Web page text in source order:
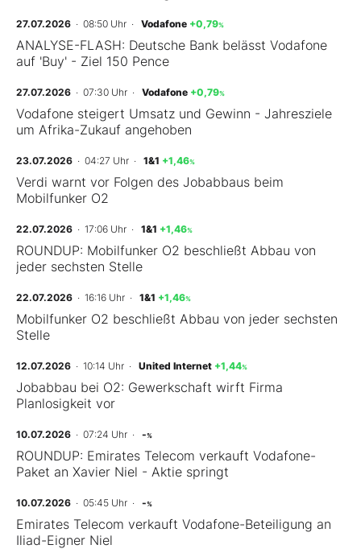
Mein Konto
Folgen Sie uns
Kontakt
27.07.2026 · 08:50 Uhr · Vodafone +0,79%
ANALYSE-FLASH: Deutsche Bank belässt Vodafone
auf 'Buy' - Ziel 150 Pence
27.07.2026 · 07:30 Uhr · Vodafone +0,79%
Vodafone steigert Umsatz und Gewinn - Jahresziele
um Afrika-Zukauf angehoben
23.07.2026 · 04:27 Uhr · 1&1 +1,46%
Verdi warnt vor Folgen des Jobabbaus beim
Mobilfunker O2
22.07.2026 · 17:06 Uhr · 1&1 +1,46%
ROUNDUP: Mobilfunker O2 beschließt Abbau von
jeder sechsten Stelle
22.07.2026 · 16:16 Uhr · 1&1 +1,46%
Mobilfunker O2 beschließt Abbau von jeder sechsten
Stelle
12.07.2026 · 10:14 Uhr · United Internet +1,44%
Jobabbau bei O2: Gewerkschaft wirft Firma
Planlosigkeit vor
10.07.2026 · 07:24 Uhr · -%
ROUNDUP: Emirates Telecom verkauft Vodafone-
Paket an Xavier Niel - Aktie springt
10.07.2026 · 05:45 Uhr · -%
Emirates Telecom verkauft Vodafone-Beteiligung an
Iliad-Eigner Niel